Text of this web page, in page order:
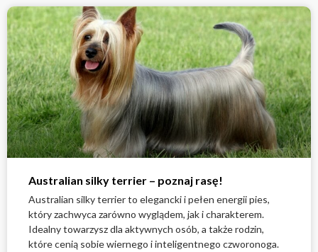
Australian silky terrier – poznaj rasę!
Australian silky terrier to elegancki i pełen energii pies,
który zachwyca zarówno wyglądem, jak i charakterem.
Idealny towarzysz dla aktywnych osób, a także rodzin,
które cenią sobie wiernego i inteligentnego czworonoga.